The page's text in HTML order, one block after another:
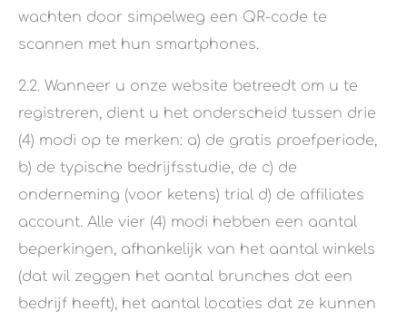
wachten door simpelweg een QR-code te
scannen met hun smartphones.
2.2. Wanneer u onze website betreedt om u te
registreren, dient u het onderscheid tussen drie
(4) modi op te merken: a) de gratis proefperiode,
b) de typische bedrijfsstudie, de c) de
onderneming (voor ketens) trial d) de affiliates
account. Alle vier (4) modi hebben een aantal
beperkingen, afhankelijk van het aantal winkels
(dat wil zeggen het aantal brunches dat een
bedrijf heeft), het aantal locaties dat ze kunnen